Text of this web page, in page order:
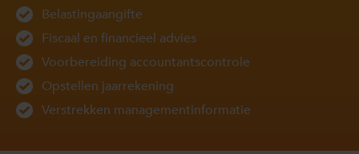
Belastingaangifte
Fiscaal en financieel advies
Voorbereiding accountantscontrole
Opstellen jaarrekening
Verstrekken managementinformatie